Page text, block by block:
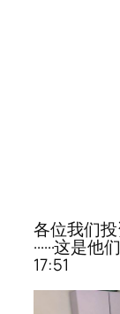
各位我们
······这是
17:51